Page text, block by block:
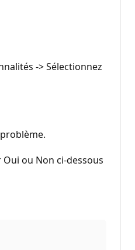
-> Sélectionnez
ou Non ci-dessous